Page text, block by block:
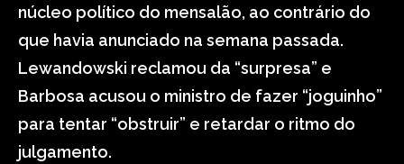
núcleo político do mensalão, ao contrário do
que havia anunciado na semana passada.
Lewandowski reclamou da “surpresa” e
Barbosa acusou o ministro de fazer “joguinho”
para tentar “obstruir” e retardar o ritmo do
julgamento.